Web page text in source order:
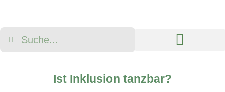
Ist Inklusion tanzbar?